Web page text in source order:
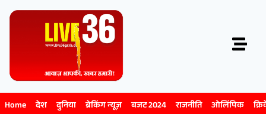
Home देश दुनिया ब्रेकिंग न्यूज़ बजट 2024 राजनीति ओलिंपिक